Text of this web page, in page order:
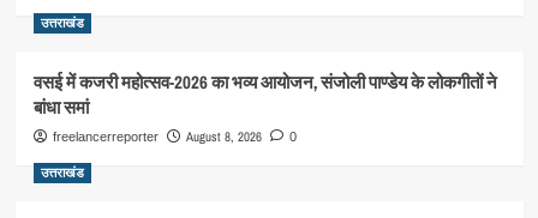
उत्तराखंड
वसई में कजरी महोत्सव-2026 का भव्य आयोजन, संजोली पाण्डेय के लोकगीतों ने
बांधा समां
freelancerreporter August 8, 2026 0
उत्तराखंड